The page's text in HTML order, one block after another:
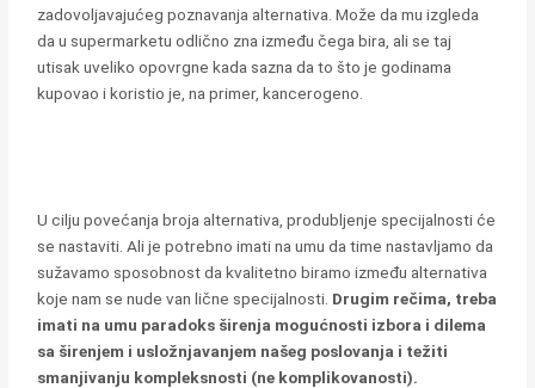
zadovoljavajućeg poznavanja alternativa. Može da mu izgleda
da u supermarketu odlično zna između čega bira, ali se taj
utisak uveliko opovrgne kada sazna da to što je godinama
kupovao i koristio je, na primer, kancerogeno.
U cilju povećanja broja alternativa, produbljenje specijalnosti će
se nastaviti. Ali je potrebno imati na umu da time nastavljamo da
sužavamo sposobnost da kvalitetno biramo između alternativa
koje nam se nude van lične specijalnosti. Drugim rečima, treba
imati na umu paradoks širenja mogućnosti izbora i dilema
sa širenjem i usložnjavanjem našeg poslovanja i težiti
smanjivanju kompleksnosti (ne komplikovanosti).